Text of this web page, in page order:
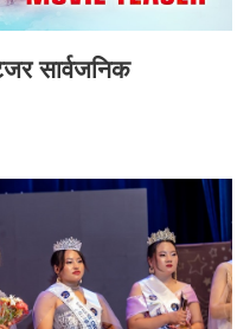
सार्वजनिक